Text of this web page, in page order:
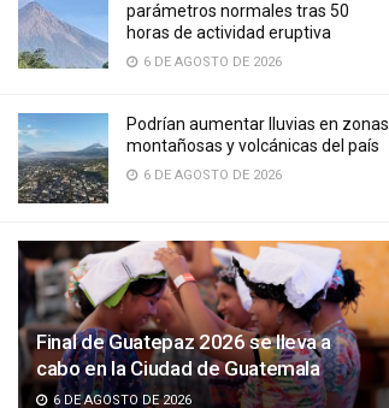
parámetros normales tras 50
horas de actividad eruptiva
6 DE AGOSTO DE 2026
Podrían aumentar lluvias en zonas
montañosas y volcánicas del país
6 DE AGOSTO DE 2026
Final de Guatepaz 2026 se lleva a
cabo en la Ciudad de Guatemala
6 DE AGOSTO DE 2026